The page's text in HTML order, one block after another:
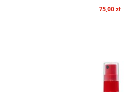
75,00 zł
do koszyka